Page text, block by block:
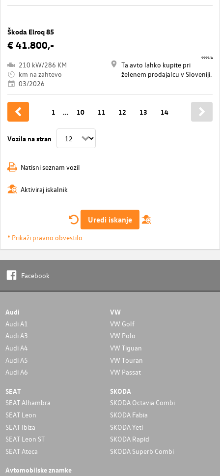
Škoda Elroq 85
€ 41.800,-
210 kW/286 KM
km na zahtevo
03/2026
Ta avto lahko kupite pri
želenem prodajalcu v Sloveniji.
9999/4
Vozila na stran
1 ... 10 11 12 13 14
Natisni seznam vozil
Aktiviraj iskalnik
Uredi iskanje
* Prikaži pravno obvestilo
Facebook
Audi
Audi A1
Audi A3
Audi A4
Audi A5
Audi A6
VW
VW Golf
VW Polo
VW Tiguan
VW Touran
VW Passat
SEAT
SEAT Alhambra
SEAT Leon
SEAT Ibiza
SEAT Leon ST
SEAT Ateca
SKODA
SKODA Octavia Combi
SKODA Fabia
SKODA Yeti
SKODA Rapid
SKODA Superb Combi
Avtomobilske znamke